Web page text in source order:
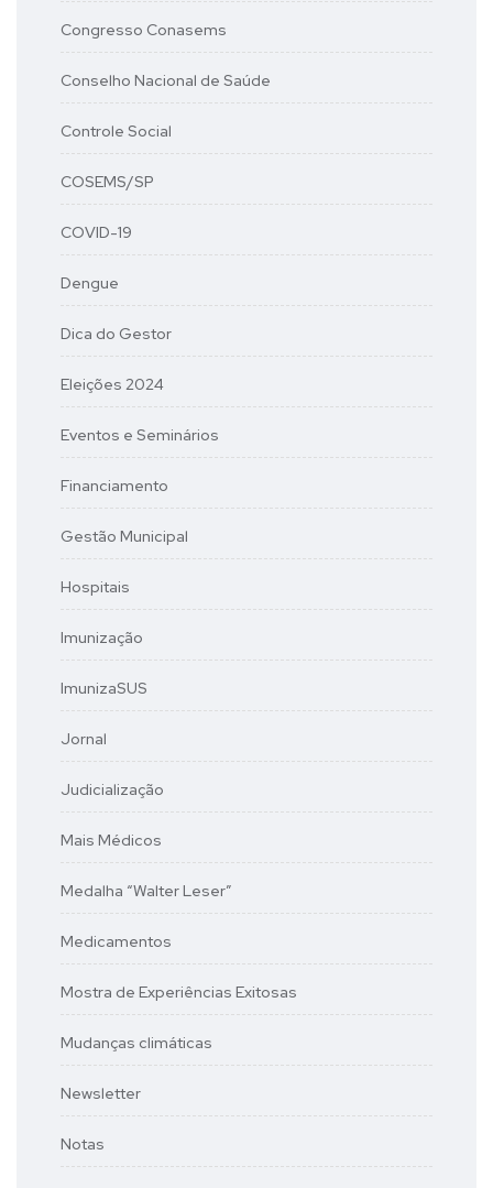
Congresso Conasems
Conselho Nacional de Saúde
Controle Social
COSEMS/SP
COVID-19
Dengue
Dica do Gestor
Eleições 2024
Eventos e Seminários
Financiamento
Gestão Municipal
Hospitais
Imunização
ImunizaSUS
Jornal
Judicialização
Mais Médicos
Medalha “Walter Leser”
Medicamentos
Mostra de Experiências Exitosas
Mudanças climáticas
Newsletter
Notas